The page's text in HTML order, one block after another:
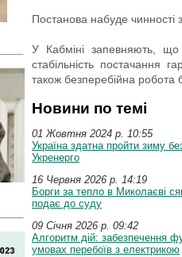
Постанова набуде чинності
У Кабміні запевняють, що
стабільність постачання
також безперебійна робота
Новини по темі
01 Жовтня 2024 p. 10:55
Україна здатна пройти зиму
Укренерго
16 Червня 2026 p. 14:19
Борги за тепло в Миколаєві
подає до суду
09 Січня 2026 p. 09:42
Алгоритм дій: забезпечення
умовах перебоїв з електрикою